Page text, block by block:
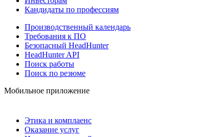
Кандидаты по профессиям
Производственный календарь
Требования к ПО
Безопасный HeadHunter
HeadHunter API
Поиск работы
Поиск по резюме
Мобильное приложение
Этика и комплаенс
Оказание услуг